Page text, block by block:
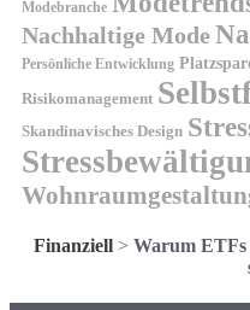
Modebranche
Nachhaltige Mode
Persönliche Entwicklung
Risikomanagement
Skandinavisches Design
Finanziell> Warum ETFs